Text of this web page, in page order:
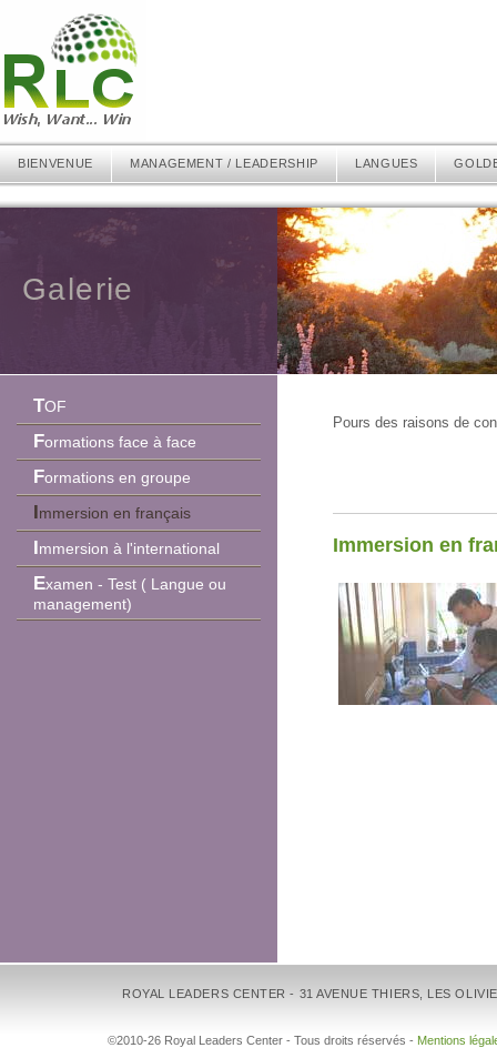
BIENVENUE MANAGEMENT / LEADERSHIP LANGUES
Galerie
TOF
Formations face à face
Formations en groupe
Immersion en français
Immersion à l'international
Examen - Test ( Langue ou
management)
Pours des raisons de
Immersion en
ROYAL LEADERS CENTER - 31 AVENUE THIERS, LES
©2010-26 Royal Leaders Center - Tous droits réservés - Mentions